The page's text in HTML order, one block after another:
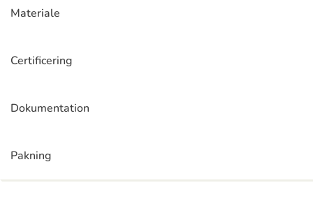
Materiale
Certificering
Dokumentation
Pakning